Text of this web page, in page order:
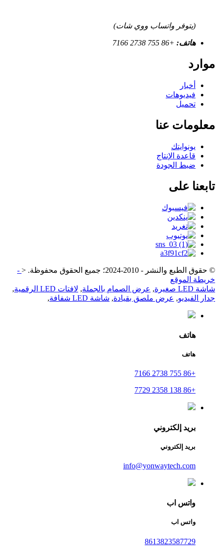
(يتوفر واتساب ووي شات)
هاتف: +86 755 2738 7166
موارد
أخبار
فيديوهات
تحميل
معلومات عنا
يونوايتك
قاعدة الإنتاج
ضبط الجودة
تابعنا على
© حقوق الطبع والنشر - 2010-2024؛ جميع الحقوق محفوظة. <
-
خريطة الموقع
شاشة LED صغيرة
, عرض الصمام بالجملة, لافتات LED الرقمية
,
جدار الفيديو, عرض ملصق بقيادة, شاشة LED شفافة ,
هاتف
هاتف
+86 755 2738 7166
+86 138 2358 7729
بريد إلكتروني
بريد إلكتروني
info@yonwaytech.com
واتس اب
واتس اب
8613823587729